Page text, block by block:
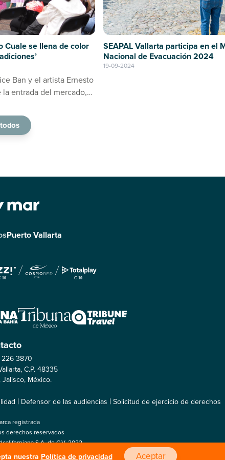
nuestra Política de privacidad Aceptar
Cuale se llena de color
Ban y el artista Ernesto
entrada del mercado,
SEAPAL Vallarta participa en el
Nacional de Evacuación 2024
19-09-2024
Puerto Vallarta
3870
C.P. 48335
Jalisco, México.
| Defensor de las audiencias |Solicitud de ejercicio de derechos
registrada
derechos reservados
S.A. de C.V. 2022